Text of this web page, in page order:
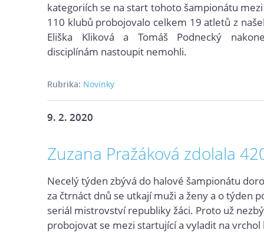
kategoriích se na start tohoto šampionátu
110 klubů probojovalo celkem 19 atletů z
Eliška Kliková a Tomáš Podnecký
disciplínám nastoupit nemohli.
Rubrika: Novinky
9. 2. 2020
Zuzana Pražáková zdolala
Necelý týden zbývá do halové šampionátu
za čtrnáct dnů se utkají muži a ženy a o týden
seriál mistrovství republiky žáci. Proto už
probojovat se mezi startující a vyladit na vrchol